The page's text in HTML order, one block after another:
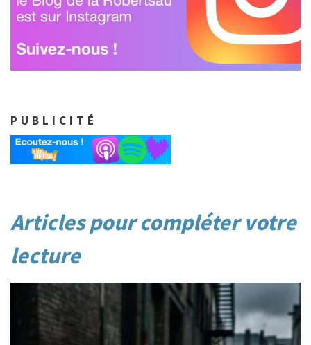
PUBLICITÉ
Post
navigation
Articles pour compléter votre
lecture